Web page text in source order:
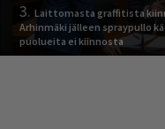
3. Laittomasta graffitista
Arhinmäki jälleen spraypullo
puolueita ei kiinnosta